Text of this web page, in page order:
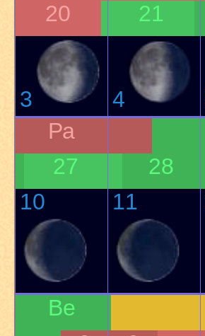
20
3
21
4
Ра
27
10
28
11
Ве